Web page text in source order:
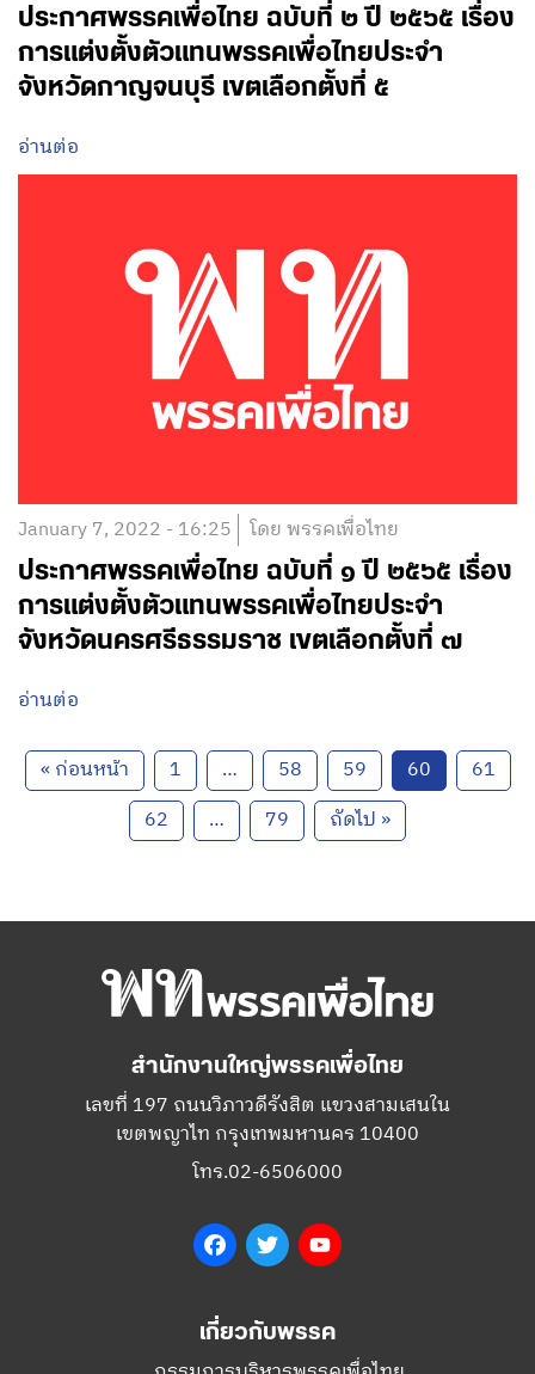
ประกาศพรรคเพื่อไทย ฉบับที่ ๒ ปี ๒๕๖๕ เรื่อง
การแต่งตั้งตัวแทนพรรคเพื่อไทยประจำ
จังหวัดกาญจนบุรี เขตเลือกตั้งที่ ๕
อ่านต่อ
January 7, 2022 - 16:25 โดย พรรคเพื่อไทย
ประกาศพรรคเพื่อไทย ฉบับที่ ๑ ปี ๒๕๖๕ เรื่อง
การแต่งตั้งตัวแทนพรรคเพื่อไทยประจำ
จังหวัดนครศรีธรรมราช เขตเลือกตั้งที่ ๗
อ่านต่อ
« ก่อนหน้า 1 … 58 59 60
61
62
… 79 ถัดไป »
สำนักงานใหญ่พรรคเพื่อไทย
เลขที่ 197 ถนนวิภาวดีรังสิต แขวงสามเสนใน
เขตพญาไท กรุงเทพมหานคร 10400
โทร.02-6506000
FacebookTwitter
เกี่ยวกับพรรค